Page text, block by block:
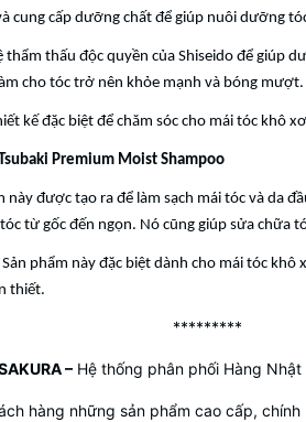
cung cấp dưỡng chất để giúp nuôi dưỡng
thẩm thấu độc quyền của Shiseido để giúp
cho tóc trở nên khỏe mạnh và bóng mượt.
kế đặc biệt để chăm sóc cho mái tóc khô
Premium Moist Shampoo
này được tạo ra để làm sạch mái tóc và da
từ gốc đến ngọn. Nó cũng giúp sửa chữa
phẩm này đặc biệt dành cho mái tóc
thiết.
*********
–Hệ thống phân phối Hàng Nhật
hàng những sản phẩm cao cấp,